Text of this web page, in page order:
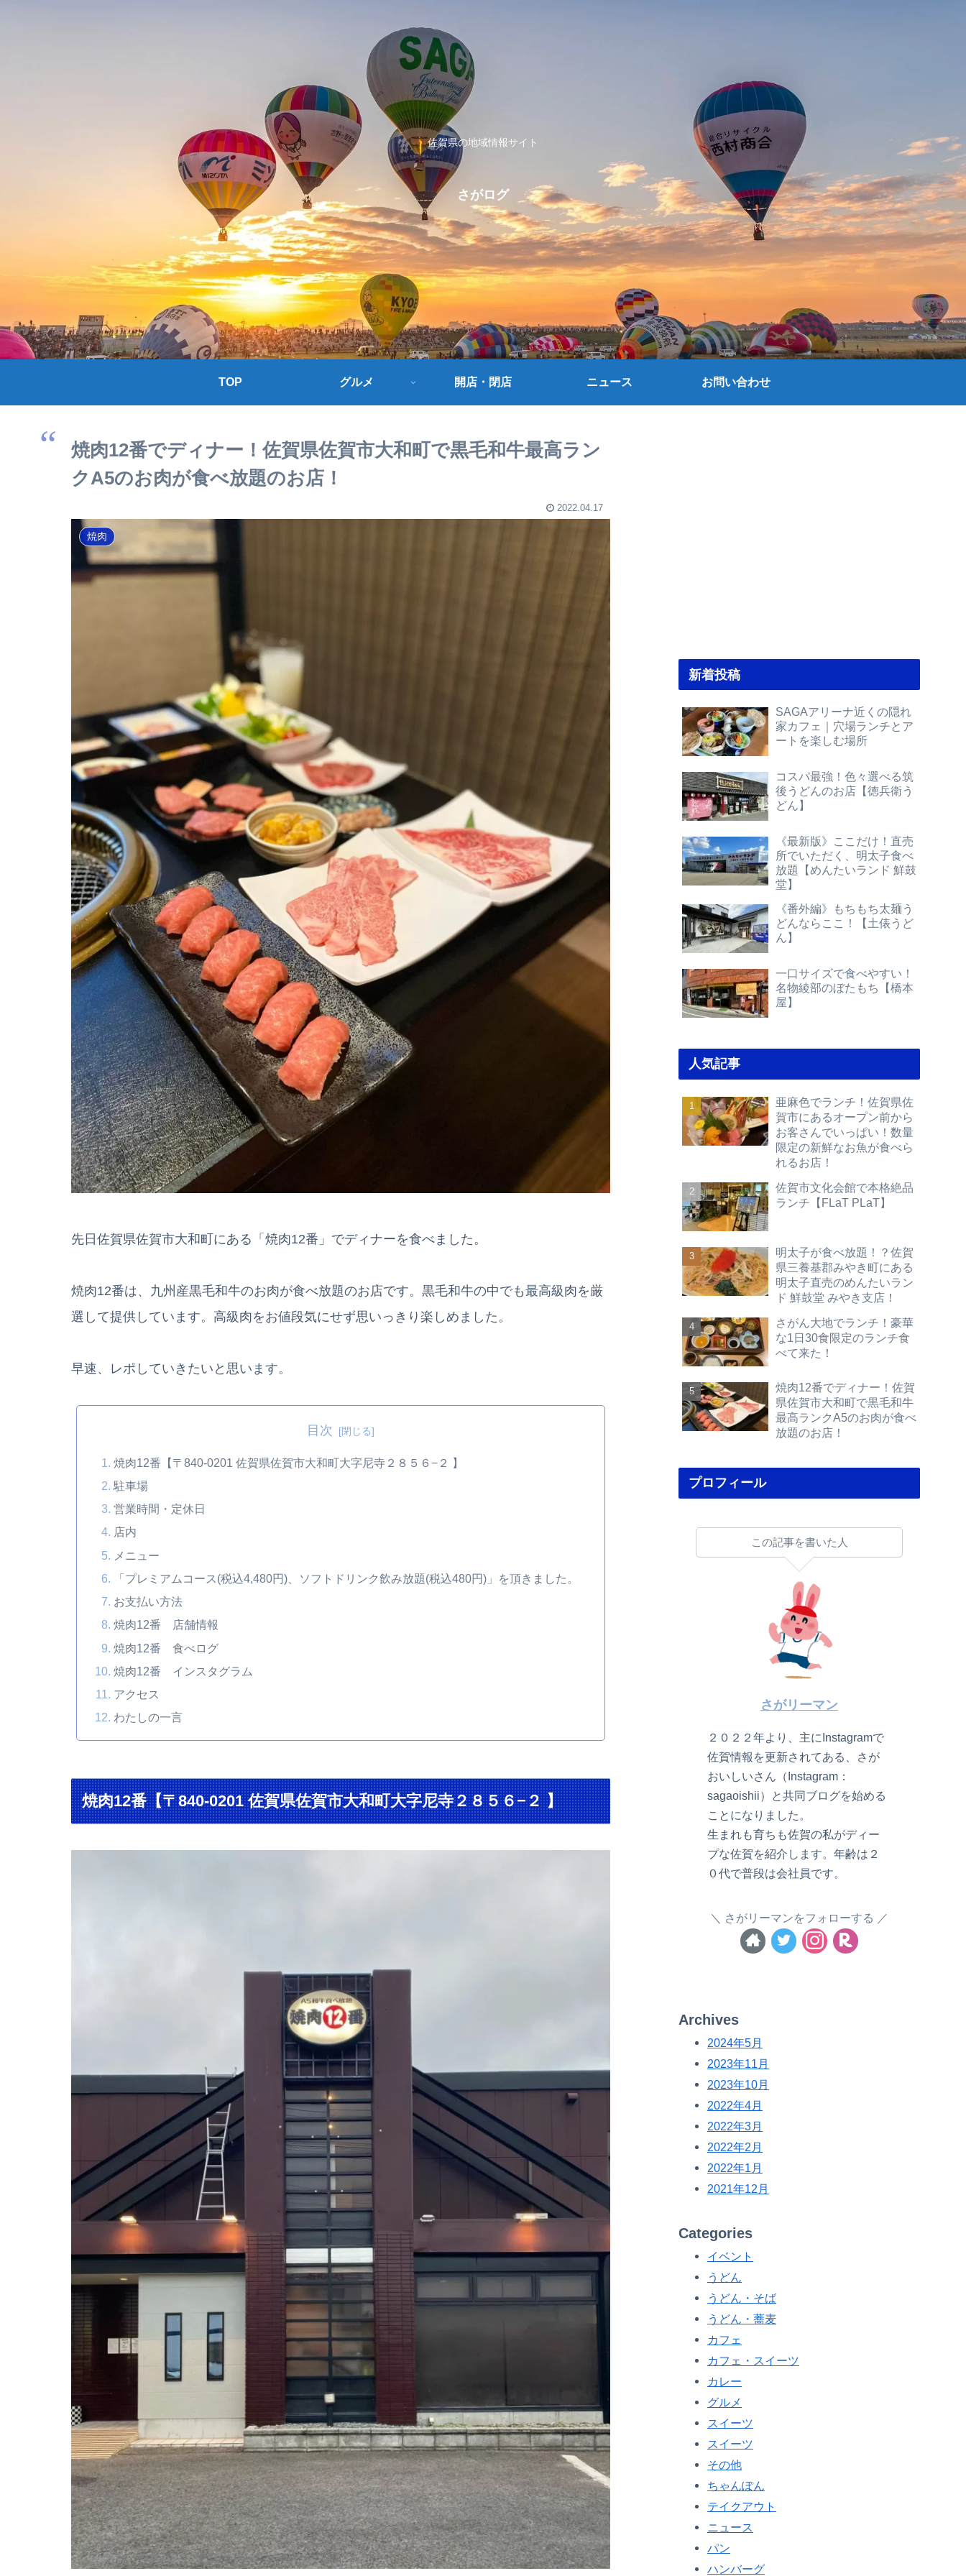
佐賀県の地域情報サイト
さがログ
TOP グルメ 開店・閉店 ニュース お問い合わせ
焼肉12番でディナー！佐賀県佐賀市大和町で黒毛和牛最高ラン
クA5のお肉が食べ放題のお店！
2022.04.17
焼肉
先日佐賀県佐賀市大和町にある「焼肉12番」でディナーを食べました。
焼肉12番は、九州産黒毛和牛のお肉が食べ放題のお店です。黒毛和牛の中でも最高級肉を厳
選して提供しています。高級肉をお値段気にせず思いっきり楽しめました。
早速、レポしていきたいと思います。
目次
焼肉12番【〒840-0201 佐賀県佐賀市大和町大字尼寺２８５６−２ 】
駐車場
営業時間・定休日
店内
メニュー
「プレミアムコース(税込4,480円)、ソフトドリンク飲み放題(税込480円)」を頂きました。
お支払い方法
焼肉12番 店舗情報
焼肉12番 食べログ
焼肉12番 インスタグラム
アクセス
わたしの一言
焼肉12番【〒840-0201 佐賀県佐賀市大和町大字尼寺２８５６−２ 】
新着投稿
SAGAアリーナ近くの隠れ
家カフェ｜穴場ランチとア
ートを楽しむ場所
コスパ最強！色々選べる筑
後うどんのお店【徳兵衛う
どん】
《最新版》ここだけ！直売
所でいただく、明太子食べ
放題【めんたいランド 鮮鼓
堂】
《番外編》もちもち太麺う
どんならここ！【土俵うど
ん】
一口サイズで食べやすい！
名物綾部のぼたもち【橋本
屋】
人気記事
亜麻色でランチ！佐賀県佐
賀市にあるオープン前から
お客さんでいっぱい！数量
限定の新鮮なお魚が食べら
れるお店！
佐賀市文化会館で本格絶品
ランチ【FLaT PLaT】
明太子が食べ放題！？佐賀
県三養基郡みやき町にある
明太子直売のめんたいラン
ド 鮮鼓堂 みやき支店！
さがん大地でランチ！豪華
な1日30食限定のランチ食
べて来た！
焼肉12番でディナー！佐賀
県佐賀市大和町で黒毛和牛
最高ランクA5のお肉が食べ
放題のお店！
プロフィール
この記事を書いた人
さがリーマン
２０２２年より、主にInstagramで
佐賀情報を更新されてある、さが
おいしいさん（Instagram：
sagaoishii）と共同ブログを始める
ことになりました。
生まれも育ちも佐賀の私がディー
プな佐賀を紹介します。年齢は２
０代で普段は会社員です。
さがリーマンをフォローする
Archives
2024年5月
2023年11月
2023年10月
2022年4月
2022年3月
2022年2月
2022年1月
2021年12月
Categories
イベント
うどん
うどん・そば
うどん・蕎麦
カフェ
カフェ・スイーツ
カレー
グルメ
スイーツ
スイーツ
その他
ちゃんぽん
テイクアウト
ニュース
パン
ハンバーグ